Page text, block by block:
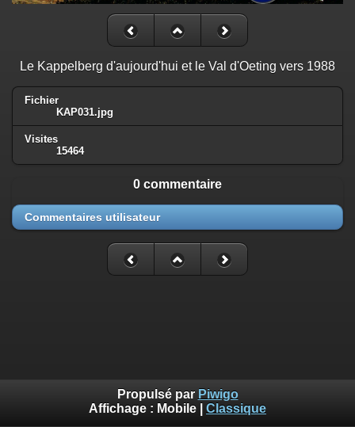
Le Kappelberg d'aujourd'hui et le Val d'Oeting vers 1988
Fichier
KAP031.jpg
Visites
15464
0 commentaire
Commentaires utilisateur
Propulsé par Piwigo
Affichage : Mobile Classique